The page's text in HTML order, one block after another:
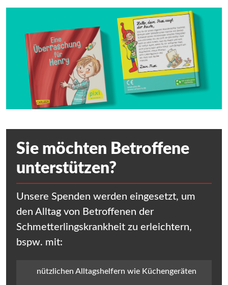
Sie möchten Betroffene
unterstützen?
Unsere Spenden werden eingesetzt, um
den Alltag von Betroffenen der
Schmetterlingskrankheit zu erleichtern,
bspw. mit:
nützlichen Alltagshelfern wie Küchengeräten